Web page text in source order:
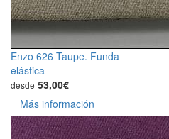
Enzo 626 Taupe. Funda
elástica
desde 53,00€
Más información